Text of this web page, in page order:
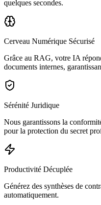
quelques secondes.
Cerveau Numérique Sécurisé
Grâce au RAG, votre IA
documents internes,
Sérénité Juridique
Nous garantissons la
pour la protection du secret
Productivité Décuplée
Générez des synthèses de
automatiquement.